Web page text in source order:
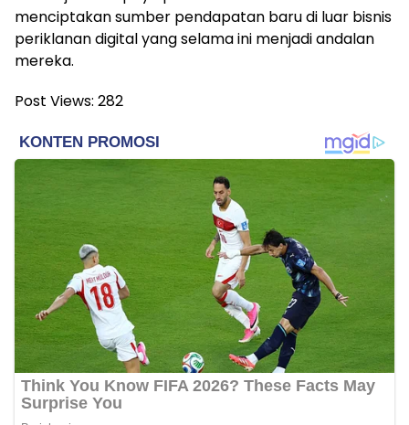
menciptakan sumber pendapatan baru di luar bisnis
periklanan digital yang selama ini menjadi andalan
mereka.
Post Views: 282